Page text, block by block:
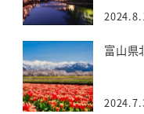
富山県